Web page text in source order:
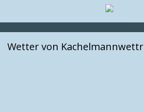
Wetter von Kachelmannwettr